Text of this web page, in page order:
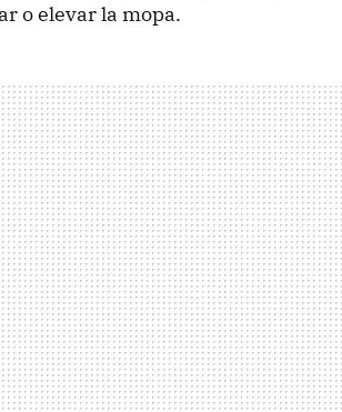
o elevar la mopa.